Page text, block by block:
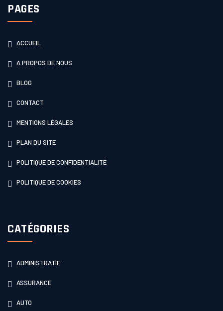
PAGES
ACCUEIL
A PROPOS DE NOUS
BLOG
CONTACT
MENTIONS LÉGALES
PLAN DU SITE
POLITIQUE DE CONFIDENTIALITÉ
POLITIQUE DE COOKIES
CATÉGORIES
ADMINISTRATIF
ASSURANCE
AUTO